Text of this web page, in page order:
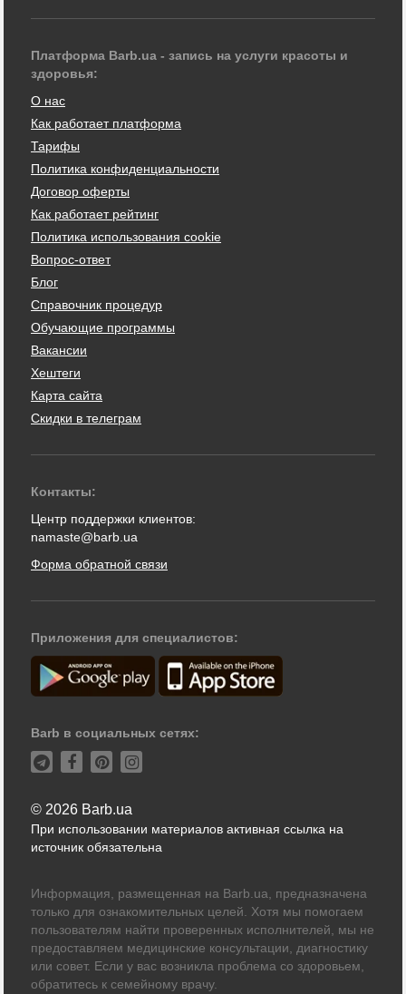
Платформа Barb.ua - запись на услуги красоты и
здоровья:
О нас
Как работает платформа
Тарифы
Политика конфиденциальности
Договор оферты
Как работает рейтинг
Политика использования cookie
Вопрос-ответ
Блог
Справочник процедур
Обучающие программы
Вакансии
Хештеги
Карта сайта
Скидки в телеграм
Контакты:
Центр поддержки клиентов:
namaste@barb.ua
Форма обратной связи
Приложения для специалистов:
Barb в социальных сетях:
© 2026 Barb.ua
При использовании материалов активная ссылка на
источник обязательна
Информация, размещенная на Barb.ua, предназначена
только для ознакомительных целей. Хотя мы помогаем
пользователям найти проверенных исполнителей, мы не
предоставляем медицинские консультации, диагностику
или совет. Если у вас возникла проблема со здоровьем,
обратитесь к семейному врачу.